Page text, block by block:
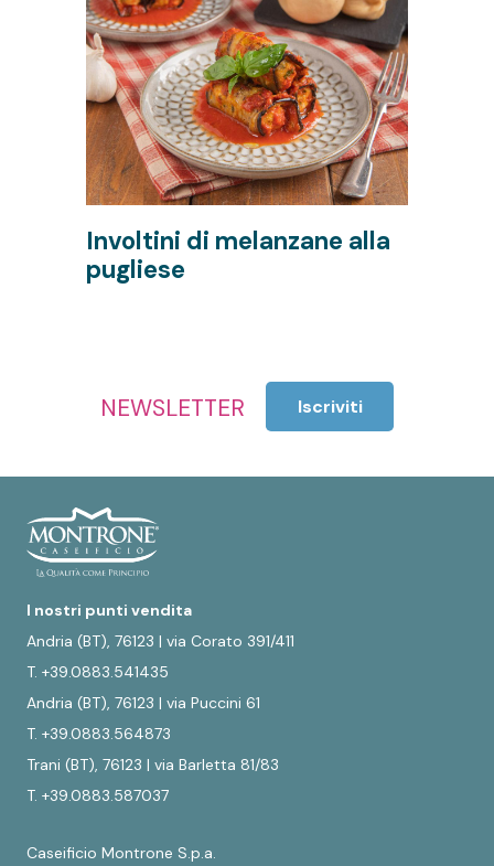
Involtini di melanzane alla
pugliese
NEWSLETTER Iscriviti
I nostri punti vendita
Andria (BT), 76123 | via Corato 391/411
T. +39.0883.541435
Andria (BT), 76123 | via Puccini 61
T. +39.0883.564873
Trani (BT), 76123 | via Barletta 81/83
T. +39.0883.587037
Caseificio Montrone S.p.a.